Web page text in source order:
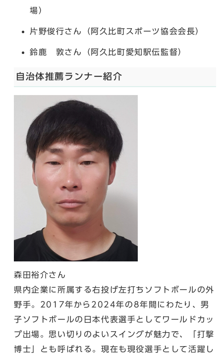
場）
片野俊行さん（阿久比町スポーツ協会会長）
鈴鹿 敦さん（阿久比町愛知駅伝監督）
自治体推薦ランナー紹介
森田裕介さん
県内企業に所属する右投げ左打ちソフトボールの外
野手。2017年から2024年の8年間にわたり、男
子ソフトボールの日本代表選手としてワールドカッ
プ出場。思い切りのよいスイングが魅力で、「打撃
博士」とも呼ばれる。現在も現役選手として活躍し